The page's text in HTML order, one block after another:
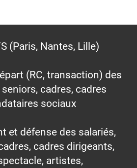
(Paris, Nantes, Lille)
(RC, transaction) des
cadres, cadres
sociaux
et défense des salariés,
cadres dirigeants,
artistes,